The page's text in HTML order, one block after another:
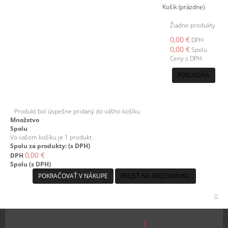
Košík(prázdne)
Žiadne produkty
0,00 € DPH
0,00 €Spolu
Ceny s DPH
POKLADŇA
Produkt bol úspešne pridaný do vášho košíku
Množstvo
Spolu
Vo vašom košíku je 1 produkt.
Spolu za produkty: (s DPH)
DPH 0,00 €
Spolu (s DPH)
POKRAČOVAŤ V NÁKUPE
PREJSŤ NA OBJEDNÁVKU